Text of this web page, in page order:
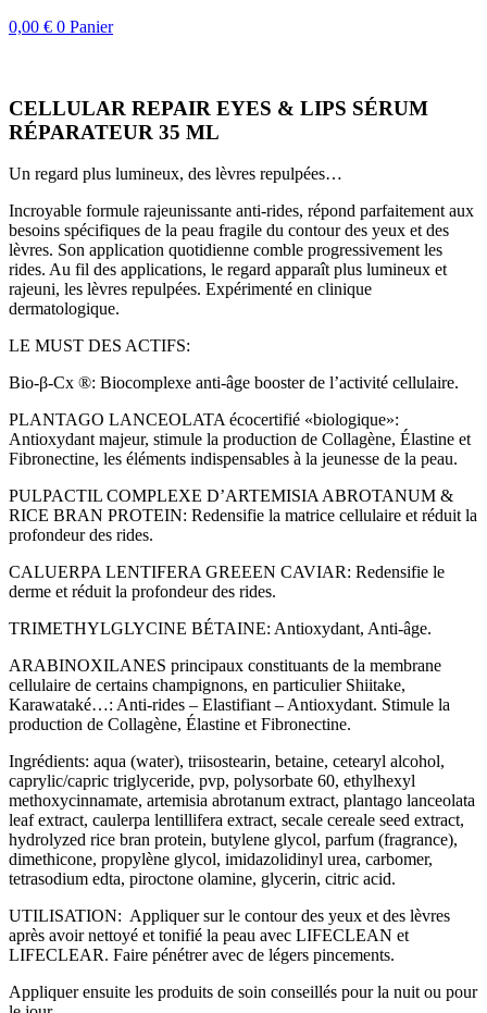
0,00 € 0 Panier
CELLULAR REPAIR EYES & LIPS SÉRUM
RÉPARATEUR 35 ML
Un regard plus lumineux, des lèvres repulpées…
Incroyable formule rajeunissante anti-rides, répond parfaitement aux
besoins spécifiques de la peau fragile du contour des yeux et des
lèvres. Son application quotidienne comble progressivement les
rides. Au fil des applications, le regard apparaît plus lumineux et
rajeuni, les lèvres repulpées. Expérimenté en clinique
dermatologique.
LE MUST DES ACTIFS:
Bio-β-Cx ®: Biocomplexe anti-âge booster de l’activité cellulaire.
PLANTAGO LANCEOLATA écocertifié «biologique»:
Antioxydant majeur, stimule la production de Collagène, Élastine et
Fibronectine, les éléments indispensables à la jeunesse de la peau.
PULPACTIL COMPLEXE D’ARTEMISIA ABROTANUM &
RICE BRAN PROTEIN: Redensifie la matrice cellulaire et réduit la
profondeur des rides.
CALUERPA LENTIFERA GREEEN CAVIAR: Redensifie le
derme et réduit la profondeur des rides.
TRIMETHYLGLYCINE BÉTAINE: Antioxydant, Anti-âge.
ARABINOXILANES principaux constituants de la membrane
cellulaire de certains champignons, en particulier Shiitake,
Karawataké…: Anti-rides – Elastifiant – Antioxydant. Stimule la
production de Collagène, Élastine et Fibronectine.
Ingrédients: aqua (water), triisostearin, betaine, cetearyl alcohol,
caprylic/capric triglyceride, pvp, polysorbate 60, ethylhexyl
methoxycinnamate, artemisia abrotanum extract, plantago lanceolata
leaf extract, caulerpa lentillifera extract, secale cereale seed extract,
hydrolyzed rice bran protein, butylene glycol, parfum (fragrance),
dimethicone, propylène glycol, imidazolidinyl urea, carbomer,
tetrasodium edta, piroctone olamine, glycerin, citric acid.
UTILISATION: Appliquer sur le contour des yeux et des lèvres
après avoir nettoyé et tonifié la peau avec LIFECLEAN et
LIFECLEAR. Faire pénétrer avec de légers pincements.
Appliquer ensuite les produits de soin conseillés pour la nuit ou pour